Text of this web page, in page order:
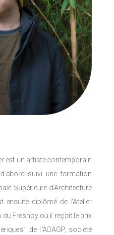
est un artiste contemporain
suivi une formation
Supérieure d’Architecture
ensuite diplômé de l’Atelier
Fresnoy où il reçoit le prix
de l’ADAGP, société